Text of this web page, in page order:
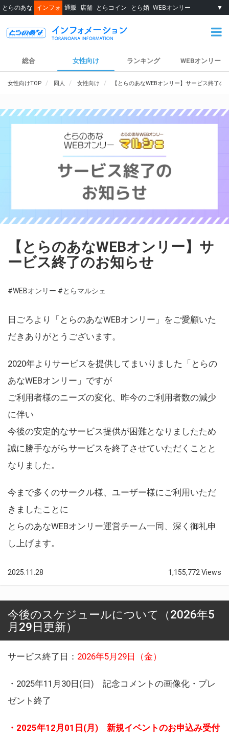
とらのあな インフォ 通販 店舗 とらコイン とら婚 WEBオンリー ▼
総合 女性向け ランキング WEBオンリー
女性向けTOP 同人 女性向け 【とらのあなWEBオンリー】サービス終了の
【とらのあなWEBオンリー】サ
ービス終了のお知らせ
#WEBオンリー #とらマルシェ
日ごろより「とらのあなWEBオンリー」をご愛顧いた
だきありがとうございます。
2020年よりサービスを提供してまいりました「とらの
あなWEBオンリー」ですが
ご利用者様のニーズの変化、昨今のご利用者数の減少
に伴い
今後の安定的なサービス提供が困難となりましたため
誠に勝手ながらサービスを終了させていただくことと
なりました。
今まで多くのサークル様、ユーザー様にご利用いただ
きましたことに
とらのあなWEBオンリー運営チーム一同、深く御礼申
し上げます。
2025.11.28 1,155,772 Views
今後のスケジュールについて（2026年5
月29日更新）
サービス終了日： 2026年5月29日（金）
・2025年11月30日(日) 記念コメントの画像化・プレ
ゼント終了
・2025年12月01日(月) 新規イベントのお申込み受付